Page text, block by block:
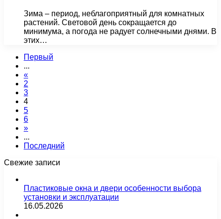
Зима – период, неблагоприятный для комнатных
растений. Световой день сокращается до
минимума, а погода не радует солнечными днями. В
этих…
Первый
...
«
2
3
4
5
6
»
...
Последний
Свежие записи
Пластиковые окна и двери особенности выбора
установки и эксплуатации
16.05.2026